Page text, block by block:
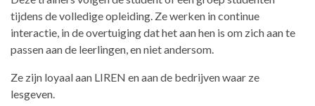
tijdens de volledige opleiding. Ze werken in continue
interactie, in de overtuiging dat het aan hen is om zich aan te
passen aan de leerlingen, en niet andersom.
Ze zijn loyaal aan LIREN en aan de bedrijven waar ze
lesgeven.